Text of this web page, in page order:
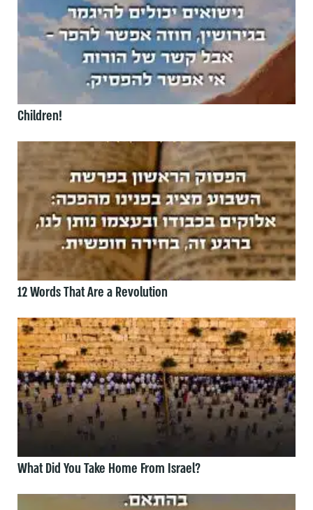
Children!
12 Words That Are a Revolution
What Did You Take Home From Israel?